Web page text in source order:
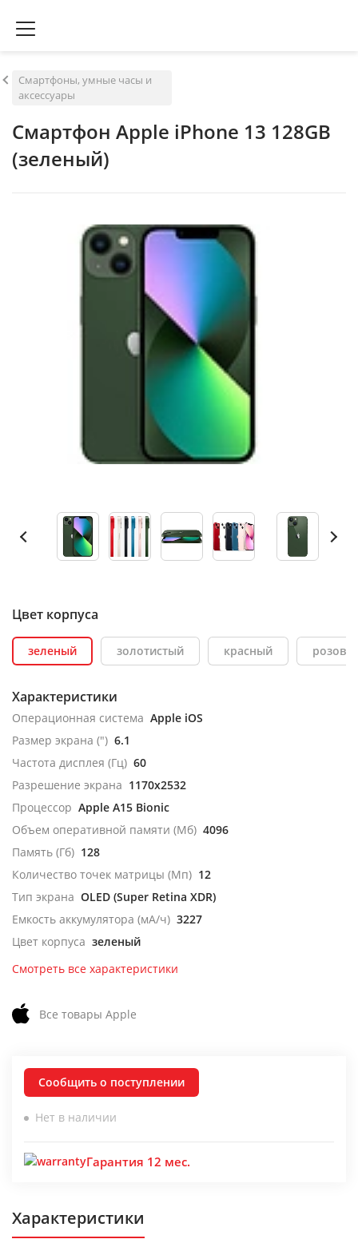
Смартфоны, умные часы и
аксессуары
Смартфон Apple iPhone 13 128GB
(зеленый)
Цвет корпуса
зеленый золотистый красный
Характеристики
Операционная система Apple iOS
Размер экрана (") 6.1
Частота дисплея (Гц) 60
Разрешение экрана 1170x2532
Процессор Apple A15 Bionic
Объем оперативной памяти (Мб) 4096
Память (Гб) 128
Количество точек матрицы (Мп) 12
Тип экрана OLED (Super Retina XDR)
Емкость аккумулятора (мА/ч) 3227
Цвет корпуса зеленый
Смотреть все характеристики
Все товары Apple
Сообщить о поступлении
Нет в наличии
Гарантия 12 мес.
Характеристики